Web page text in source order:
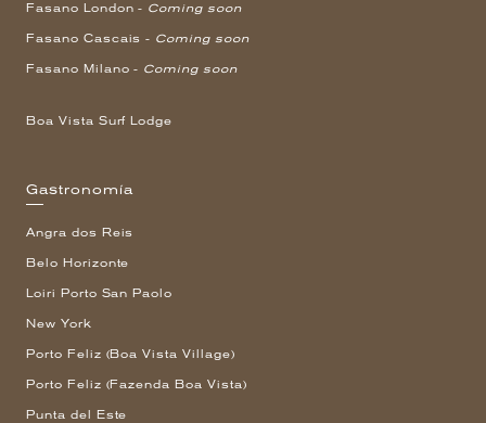
Fasano London - Coming soon
Fasano Cascais - Coming soon
Fasano Milano - Coming soon
Boa Vista Surf Lodge
Gastronomía
Angra dos Reis
Belo Horizonte
Loiri Porto San Paolo
New York
Porto Feliz (Boa Vista Village)
Porto Feliz (Fazenda Boa Vista)
Punta del Este